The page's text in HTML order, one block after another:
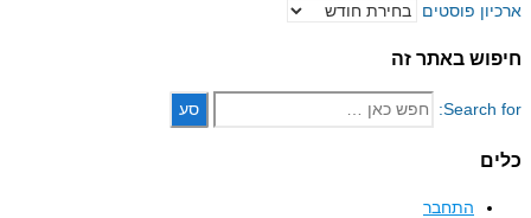
פוסטים
באתר זה
התחבר